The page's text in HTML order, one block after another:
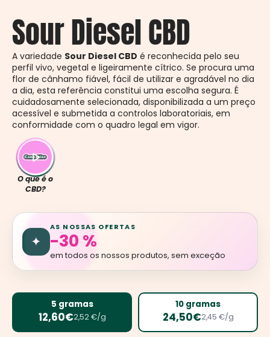
Sour Diesel CBD
A variedade Sour Diesel CBD é reconhecida pelo seu
perfil vivo, vegetal e ligeiramente cítrico. Se procura uma
flor de cânhamo fiável, fácil de utilizar e agradável no dia
a dia, esta referência constitui uma escolha segura. É
cuidadosamente selecionada, disponibilizada a um preço
acessível e submetida a controlos laboratoriais, em
conformidade com o quadro legal em vigor.
O que é o
CBD?
✦
AS NOSSAS OFERTAS
-30 %
em todos os nossos produtos, sem exceção
5 gramas
12,60€2,52 €/g
10 gramas
24,50€2,45 €/g